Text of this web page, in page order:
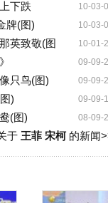
10-03-
下跌
10-03-
牌(图)
10-01-
英致敬(图
09-09-
09-09-
只鸟(图)
09-09-
)
08-09-
(图)
于 王菲 宋柯的新闻